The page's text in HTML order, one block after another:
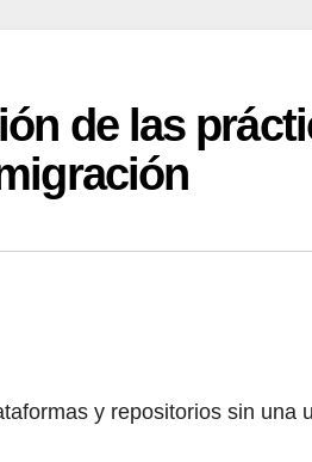
de las
y repositorios sin una